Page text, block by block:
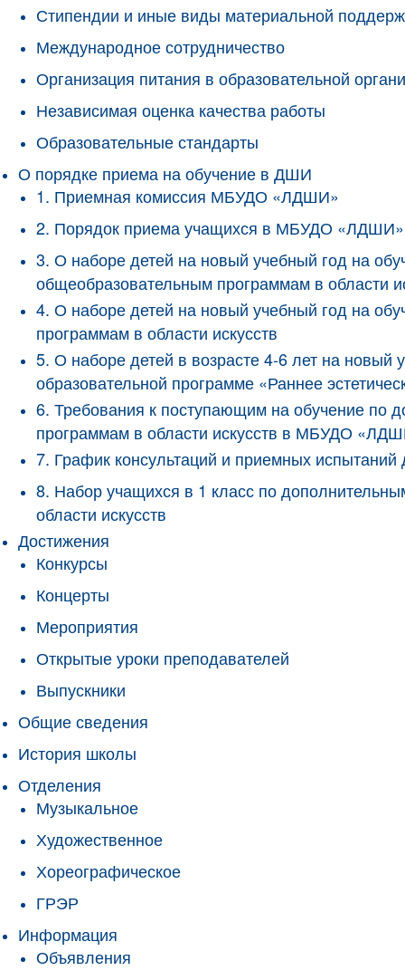
Стипендии и иные виды материальной
Международное сотрудничество
Организация питания в образовательной
Независимая оценка качества работы
Образовательные стандарты
О порядке приема на обучение в ДШИ
1. Приемная комиссия МБУДО «ЛДШИ»
2. Порядок приема учащихся в МБУДО «ЛДШИ»
3. О наборе детей на новый учебный год на
общеобразовательным программам в области
4. О наборе детей на новый учебный год на
программам в области искусств
5. О наборе детей в возрасте 4-6 лет на
образовательной программе «Раннее
6. Требования к поступающим на обучение по
программам в области искусств в МБУДО
7. График консультаций и приемных
8. Набор учащихся в 1 класс по
области искусств
Достижения
Конкурсы
Концерты
Мероприятия
Открытые уроки преподавателей
Выпускники
Общие сведения
История школы
Отделения
Музыкальное
Художественное
Хореографическое
ГРЭР
Информация
Объявления